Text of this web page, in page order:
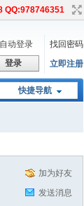
QQ:978746351
自动登录
找回密码
登录 立即注册
快捷导航
加为好友
发送消息